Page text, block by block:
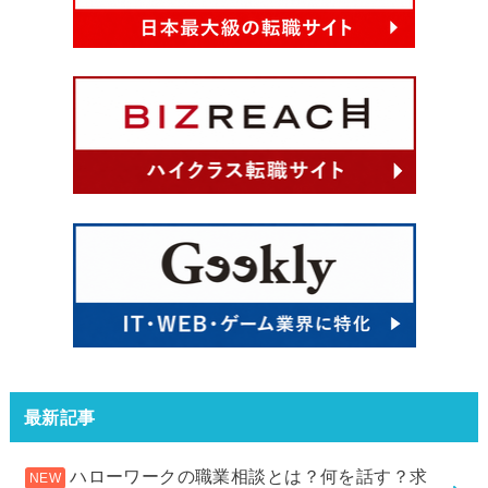
最新記事
ハローワークの職業相談とは？何を話す？求